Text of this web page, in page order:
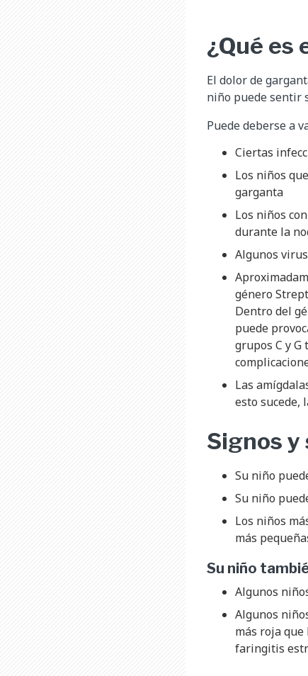
¿Qué es
El dolor de
niño puede sentir
Puede deberse a
Ciertas
Los niños
garganta
Los niños
durante la
Algunos
género
Dentro del
puede
grupos C y
Las
esto sucede,
Signos
Su niño
Su niño
Los niños
más
Su niño
Algunos
Algunos
más roja que
faringitis